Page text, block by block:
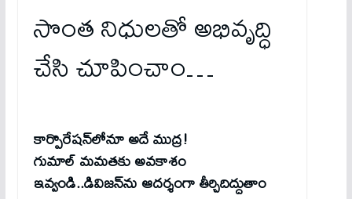
సొంత నిధులతో అభివృద్ధి
చేసి చూపించాం…
కార్పొరేషన్‌లోనూ అదే ముద్ర!
గుమాల్ మమతకు అవకాశం
ఇవ్వండి..డివిజన్‌ను ఆదర్శంగా తీర్చిదిద్దుతాం